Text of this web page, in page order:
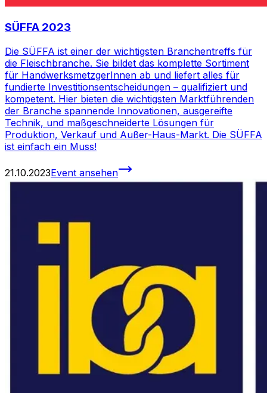
SÜFFA 2023
Die SÜFFA ist einer der wichtigsten Branchentreffs für
die Fleischbranche. Sie bildet das komplette Sortiment
für HandwerksmetzgerInnen ab und liefert alles für
fundierte Investitionsentscheidungen – qualifiziert und
kompetent. Hier bieten die wichtigsten Marktführenden
der Branche spannende Innovationen, ausgereifte
Technik, und maßgeschneiderte Lösungen für
Produktion, Verkauf und Außer-Haus-Markt. Die SÜFFA
ist einfach ein Muss!
21.10.2023Event ansehen